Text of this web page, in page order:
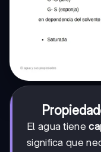
El agua tiene
significa que